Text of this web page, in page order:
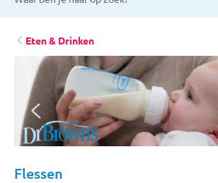
Op werkdagen voor 22:00 besteld,
Eten & Drinken
Flessen